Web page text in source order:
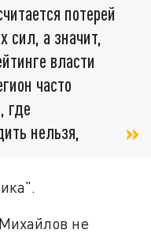
потерей
сил, а значит,
власти
часто
где
нельзя,
не